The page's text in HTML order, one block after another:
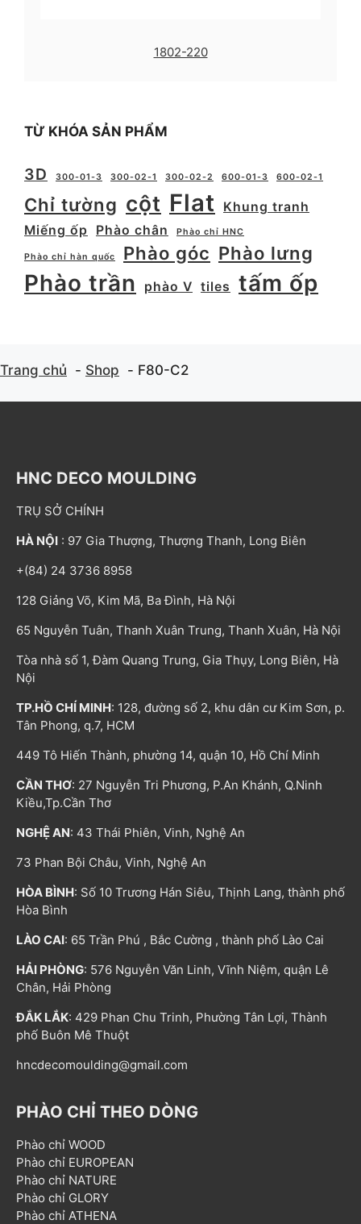
1802-220
TỪ KHÓA SẢN PHẨM
3D 300-01-3 300-02-1 300-02-2 600-01-3 600-02-1
Chỉ tường cột Flat
Khung tranh
Miếng ốp
Phào chân Phào chỉ HNC
Phào chỉ hàn quốc Phào góc Phào lưng
Phào trần phào V tiles tấm ốp
Trang chủ Shop F80-C2
HNC DECO MOULDING
TRỤ SỞ CHÍNH
HÀ NỘI : 97 Gia Thượng, Thượng Thanh, Long Biên
+(84) 24 3736 8958
128 Giảng Võ, Kim Mã, Ba Đình, Hà Nội
65 Nguyễn Tuân, Thanh Xuân Trung, Thanh Xuân, Hà Nội
Tòa nhà số 1, Đàm Quang Trung, Gia Thụy, Long Biên, Hà
Nội
TP.HỒ CHÍ MINH: 128, đường số 2, khu dân cư Kim Sơn, p.
Tân Phong, q.7, HCM
449 Tô Hiến Thành, phường 14, quận 10, Hồ Chí Minh
CẦN THƠ: 27 Nguyễn Tri Phương, P.An Khánh, Q.Ninh
Kiều,Tp.Cần Thơ
NGHỆ AN: 43 Thái Phiên, Vinh, Nghệ An
73 Phan Bội Châu, Vinh, Nghệ An
HÒA BÌNH: Số 10 Trương Hán Siêu, Thịnh Lang, thành phố
Hòa Bình
LÀO CAI: 65 Trần Phú , Bắc Cường , thành phố Lào Cai
HẢI PHÒNG: 576 Nguyễn Văn Linh, Vĩnh Niệm, quận Lê
Chân, Hải Phòng
ĐẮK LẮK: 429 Phan Chu Trinh, Phường Tân Lợi, Thành
phố Buôn Mê Thuột
hncdecomoulding@gmail.com
PHÀO CHỈ THEO DÒNG
Phào chỉ WOOD
Phào chỉ EUROPEAN
Phào chỉ NATURE
Phào chỉ GLORY
Phào chỉ ATHENA